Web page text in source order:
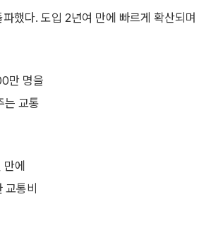
했다. 도입 2년여 만에 빠르게 확산되며
만 명을
는 교통
에
통비